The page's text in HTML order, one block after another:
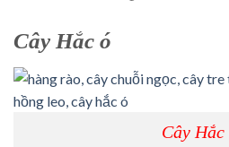
Cây Hắc ó
Cây Hắc